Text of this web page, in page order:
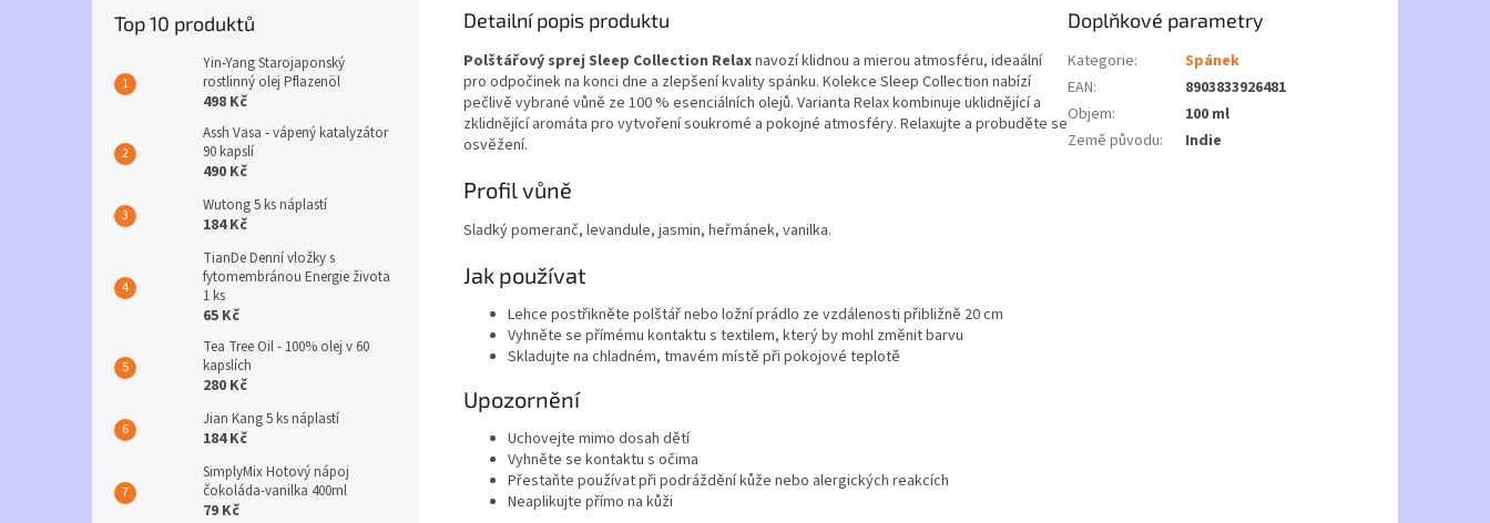
Top 10 produktů
Yin-Yang Starojaponský
rostlinný olej Pflazenöl
498 Kč
Assh Vasa - vápený katalyzátor
90 kapslí
490 Kč
Wutong 5 ks náplastí
184 Kč
TianDe Denní vložky s
fytomembránou Energie života
1 ks
65 Kč
Tea Tree Oil - 100% olej v 60
kapslích
280 Kč
Jian Kang 5 ks náplastí
184 Kč
SimplyMix Hotový nápoj
čokoláda-vanilka 400ml
79 Kč
Detailní popis produktu
Polštářový sprej Sleep Collection Relaxnavozí klidnou a mierou atmosféru, ideaální
pro odpočinek na konci dne a zlepšení kvality spánku. Kolekce Sleep Collection nabízí
pečlivě vybrané vůně ze 100 % esenciálních olejů. Varianta Relax kombinuje uklidnějící a
zklidnějící aromáta pro vytvoření soukromé a pokojné atmosféry. Relaxujte a probuděte se
osvěžení.
Profil vůně
Sladký pomeranč, levandule, jasmin, heřmánek, vanilka.
Jak používat
Lehce postřikněte polštář nebo ložní prádlo ze vzdálenosti přibližně 20 cm
Vyhněte se přímému kontaktu s textilem, který by mohl změnit barvu
Skladujte na chladném, tmavém místě při pokojové teplotě
Upozornění
Uchovejte mimo dosah dětí
Vyhněte se kontaktu s očima
Přestaňte používat při podráždění kůže nebo alergických reakcích
Neaplikujte přímo na kůži
Doplňkové parametry
Kategorie:
Spánek
EAN:
8903833926481
Objem:
100 ml
Země původu: Indie